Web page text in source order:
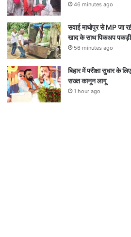
46 minutes ago
सवाई माधोपुर से MP जा
खाद के साथ पिकअप पकड़ी
56 minutes ago
बिहार में परीक्षा सुधार के
सख्त कानून लागू
1 hour ago